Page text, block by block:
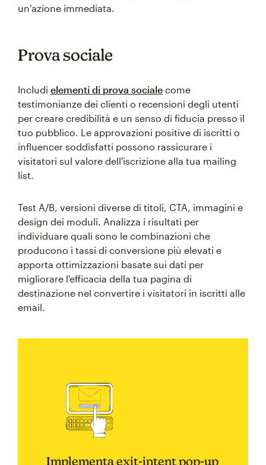
un'azione immediata.
Prova sociale
Includi elementi di prova sociale come
testimonianze dei clienti o recensioni degli utenti
per creare credibilità e un senso di fiducia presso il
tuo pubblico. Le approvazioni positive di iscritti o
influencer soddisfatti possono rassicurare i
visitatori sul valore dell'iscrizione alla tua mailing
list.
Test A/B, versioni diverse di titoli, CTA, immagini e
design dei moduli. Analizza i risultati per
individuare quali sono le combinazioni che
producono i tassi di conversione più elevati e
apporta ottimizzazioni basate sui dati per
migliorare l'efficacia della tua pagina di
destinazione nel convertire i visitatori in iscritti alle
email.
Implementa exit-intent pop-up